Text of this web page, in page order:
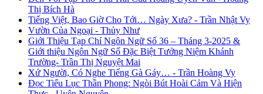
Thị Bích Hà
Tiếng Việt, Bao Giờ Cho Tới… Ngày Xưa? - Trần Nhật Vy
Vườn Của Ngoại - Thủy Như
Giới Thiệu Tạp Chí Ngôn Ngữ Số 36 – Tháng 3-2025 &
Giới thiệu Ngôn Ngữ Số Đặc Biệt Tưởng Niệm Khánh
Trường- Trần Thị Nguyệt Mai
Xứ Người, Có Nghe Tiếng Gà Gáy… - Trần Hoàng Vy
Đọc Tiểu Lục Thần Phong: Ngòi Bút Hoài Cảm Và Hiện